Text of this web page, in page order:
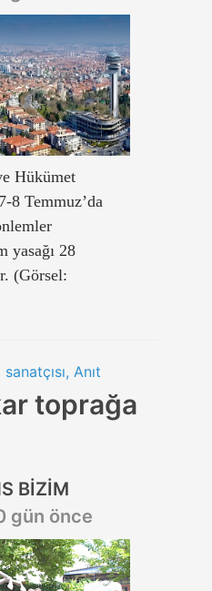
Hükümet
8 Temmuz’da
yasağı 28
(Görsel:
Anıt
toprağa
BİZİM
gün önce